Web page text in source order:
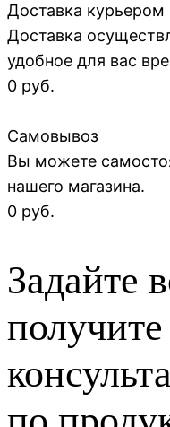
Доставка курьером
Доставка
удобное для вас
0 руб.
Самовывоз
Вы можете
нашего магазина.
0 руб.
Задайте
получите